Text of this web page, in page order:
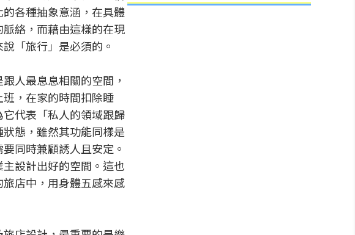
各種抽象意涵，在具體
絡，而藉由這樣的在現
「旅行」是必須的。
人最息息相關的空間，
，在家的時間扣除睡
代表「私人的領域跟歸
態，雖然其功能同樣是
同時兼顧誘人且安定。
設計出好的空間。這也
店中，用身體五感來感